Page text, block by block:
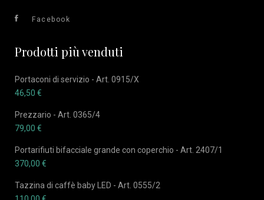
Facebook
Prodotti più venduti
Portaconi di servizio - Art. 0915/X
46,50 €
Prezzario - Art. 0365/4
79,00 €
Portarifiuti bifacciale grande con coperchio - Art. 2407/1
370,00 €
Tazzina di caffè baby LED - Art. 0555/2